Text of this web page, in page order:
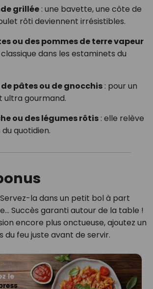
grillée: une bavette, une côte de
rôti deviennent irrésistibles.
ou des pommes de terre vapeur
dans les estaminets du
pâtes ou de gnocchis: pour un
ultra gourmand.
ou des légumes rôtis: elle relève
quotidien.
la dans un petit bol à part
Succès garanti autour de la table !
encore plus onctueuse, ajoutez un
du feu juste avant de servir.